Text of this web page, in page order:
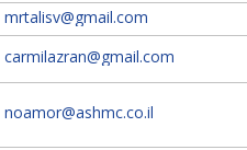
mrtalisv@gmail.com
carmilazran@gmail.com
noamor@ashmc.co.il